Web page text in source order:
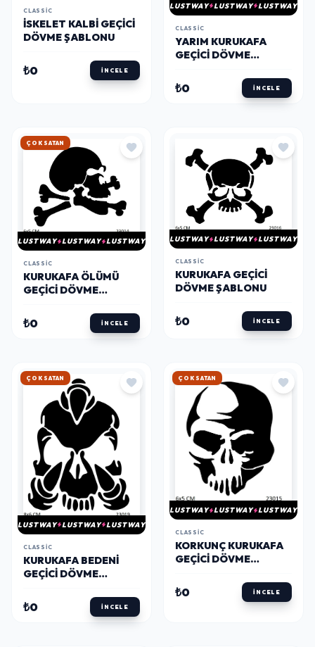
CLASSIC
İSKELET KALBI GEÇICI
DÖVME ŞABLONU
₺0 İNCELE
LUSTWAY LUSTWAY LUSTWAY
CLASSIC
YARIM KURUKAFA
GEÇICI DÖVME
₺0 İNCELE
HIZLI KARGO
LUSTWAY LUSTWAY LUSTWAY
CLASSIC
KURUKAFA ÖLÜMÜ
GEÇICI DÖVME
₺0 İNCELE
LUSTWAY LUSTWAY LUSTWAY
CLASSIC
KURUKAFA GEÇICI
DÖVME ŞABLONU
₺0 İNCELE
HIZLI KARGO
LUSTWAY LUSTWAY LUSTWAY
CLASSIC
KURUKAFA BEDENI
GEÇICI DÖVME
₺0 İNCELE
HIZLI KARGO
LUSTWAY LUSTWAY LUSTWAY
CLASSIC
KORKUNÇ KURUKAFA
GEÇICI DÖVME
₺0 İNCELE